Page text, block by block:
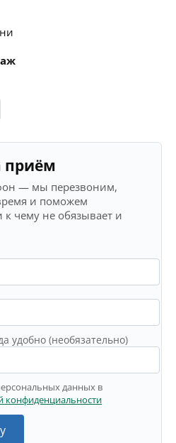
приём
— мы перезвоним,
и поможем
к чему не обязывает и
удобно (необязательно)
данных в
конфиденциальности